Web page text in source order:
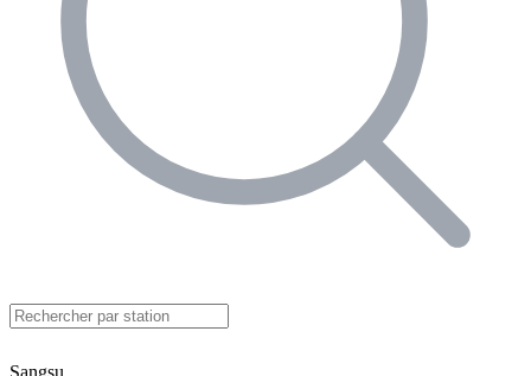
Sangsu